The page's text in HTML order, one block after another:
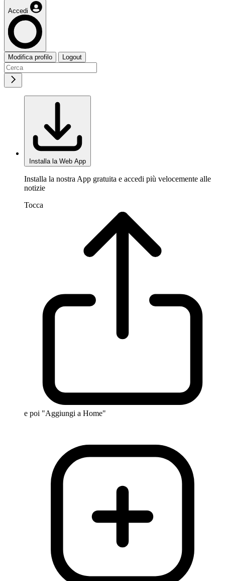
Accedi
Modifica profilo Logout
Installa la Web App
Installa la nostra App gratuita e accedi più velocemente alle
notizie
Tocca
e poi "Aggiungi a Home"